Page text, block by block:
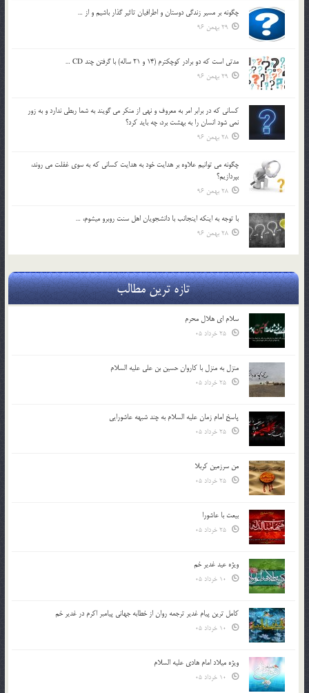
چگونه بر مسير زندگي دوستان و اطرافيان تاثير گذار باشيم و از …
29 بهمن 96
مدتي است كه دو برادر كوچكترم (14 و 21 ساله) با گرفتن چند CD …
29 بهمن 96
كساني كه در برابر امر به معروف و نهي از منكر مي گويند به شما ربطي ندارد و به زور
نمي شود انسان را به بهشت برد، چه بايد كرد؟
28 بهمن 96
چگونه مي توانيم علاوه بر هدايت خود به هدايت كساني كه به سوي غفلت مي روند،
بپردازيم؟
28 بهمن 96
با توجه به اينكه اينجانب با دانشجويان اهل سنت روبرو مي‎شوم، …
28 بهمن 96
تازه ترین مطالب
سلام ای هلال محرم
منزل به منزل با کاروان حسین بن علی علیه السلام
پاسخ امام زمان علیه السلام به چند شبهه عاشورایی
من سرزمین کربلا
بیعت با عاشورا
ویژه عید غدیر خم
کامل ترین پیام غدیر ترجمه روان از خطابه جهانی پیامبر اکرم در غدیر خم
ویژه میلاد امام هادی علیه السلام